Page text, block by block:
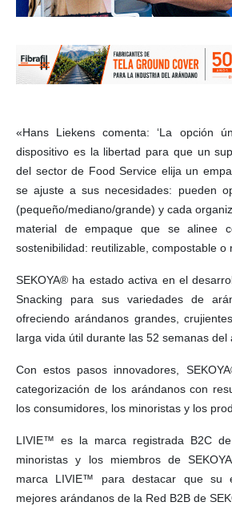
«Hans Liekens comenta: ‘La opción
dispositivo es la libertad para que un
del sector de Food Service elija un
se ajuste a sus necesidades: pueden
(pequeño/mediano/grande) y cada
material de empaque que se alinee
sostenibilidad: reutilizable, compostable o
SEKOYA® ha estado activa en el
Snacking para sus variedades de
ofreciendo arándanos grandes,
larga vida útil durante las 52 semanas del
Con estos pasos innovadores,
categorización de los arándanos con
los consumidores, los minoristas y los
LIVIE™ es la marca registrada B2C
minoristas y los miembros de
marca LIVIE™ para destacar que su
mejores arándanos de la Red B2B de